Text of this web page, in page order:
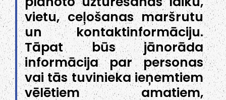
vietu, ceļošanas maršrutu
un kontaktinformāciju.
Tāpat būs jānorāda
informācija par personas
vai tās tuvinieka ieņemtiem
vēlētiem amatiem,